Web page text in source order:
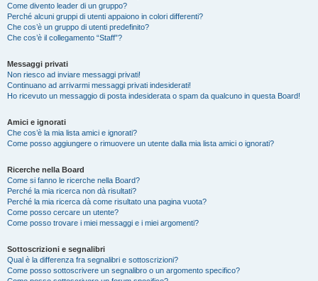
Come divento leader di un gruppo?
Perché alcuni gruppi di utenti appaiono in colori differenti?
Che cos’è un gruppo di utenti predefinito?
Che cos’è il collegamento “Staff”?
Messaggi privati
Non riesco ad inviare messaggi privati!
Continuano ad arrivarmi messaggi privati indesiderati!
Ho ricevuto un messaggio di posta indesiderata o spam da qualcuno in questa Board!
Amici e ignorati
Che cos’è la mia lista amici e ignorati?
Come posso aggiungere o rimuovere un utente dalla mia lista amici o ignorati?
Ricerche nella Board
Come si fanno le ricerche nella Board?
Perché la mia ricerca non dà risultati?
Perché la mia ricerca dà come risultato una pagina vuota?
Come posso cercare un utente?
Come posso trovare i miei messaggi e i miei argomenti?
Sottoscrizioni e segnalibri
Qual è la differenza fra segnalibri e sottoscrizioni?
Come posso sottoscrivere un segnalibro o un argomento specifico?